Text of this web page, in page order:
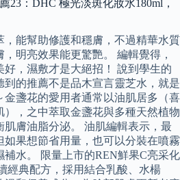
23：DHC 極光淡斑化妝水180ml，
能幫助修護和穩膚，不過精華水質
明亮效果能更驚艷。 編輯覺得，
，濕敷才是大絕招！ 說到學生的
的推薦不是品木宣言靈芝水，就是
盞花的愛用者通常以油肌居多（喜
，之中萃取金盞花與多種天然植物
膚油脂分泌。 油肌編輯表示，最
果想節省用量，也可以分裝在噴霧
水。 限量上市的REN鮮果C亮采化
經典配方，採用結合乳酸、水楊